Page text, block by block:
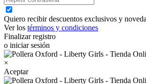
Quiero recibir descuentos exclusivos y
Ver los términos y condiciones
Finalizar registro
o iniciar sesión
×
Aceptar